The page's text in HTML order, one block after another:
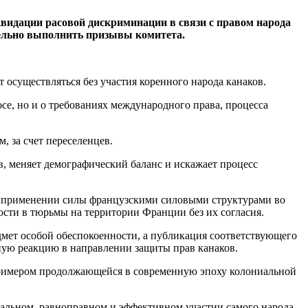
расовой дискриминации в связи с правом народа
выполнить призывы комитета.
без участия коренного народа канаков.
но и о требованиях международного права, процесса
счет переселенцев.
демографический баланс и искажает процесс
силы французскими силовыми структурами во
в тюрьмы на территории Франции без их согласия.
особой обеспокоенности, а публикация соответствующего
реакцию в направлении защиты прав канаков.
продолжающейся в современную эпоху колониальной